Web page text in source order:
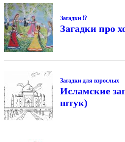
Загадки ⁉
Загадки про
Загадки для взрослых
Исламские
штук)